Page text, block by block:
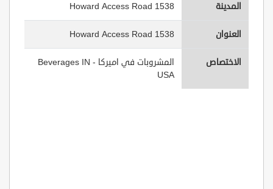
المدينة 1538 Howard Access Road
العنوان 1538 Howard Access Road
الاختصاص
المشروبات في اميركا - Beverages IN
USA